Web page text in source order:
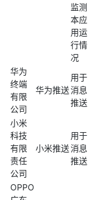
监测
本应
用运
行情
况
华为
终端
有限
公司
华为推送
用于
消息
推送
小米
科技
有限
责任
公司
小米推送
用于
消息
推送
OPPO